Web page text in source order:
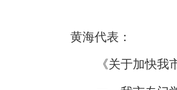
黄海代表：
《关于加快我